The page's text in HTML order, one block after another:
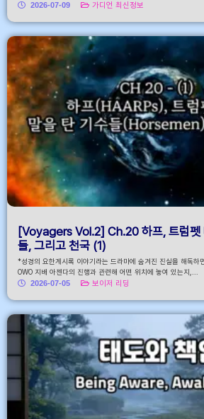
2026-07-09
가디언 최신정보
[Voyagers Vol.2] Ch.20 하프, 트럼펫
들, 그리고 천국 (1)
*성경의 요한계시록 이야기라는 드라마에 숨겨진 진실을 해독하
OWO 지배 아젠다의 진행과 관련해 어떤 위치에 놓여 있는지,...
2026-07-05
보이저 리딩